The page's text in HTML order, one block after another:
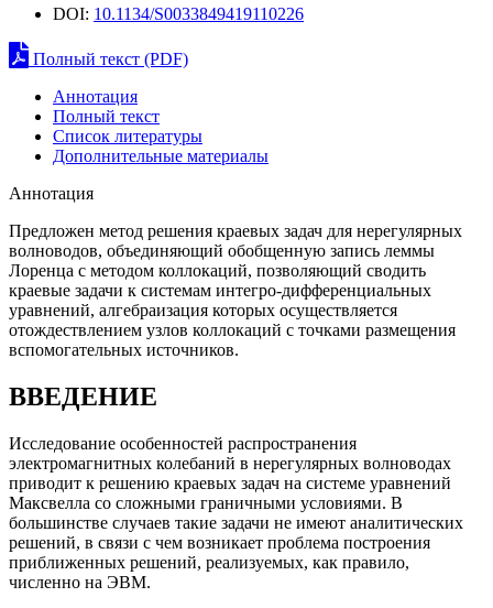
DOI: 10.1134/S0033849419110226
Полный текст (PDF)
Аннотация
Полный текст
Список литературы
Дополнительные материалы
Аннотация
Предложен метод решения краевых задач для нерегулярных
волноводов, объединяющий обобщенную запись леммы
Лоренца с методом коллокаций, позволяющий сводить
краевые задачи к системам интегро-дифференциальных
уравнений, алгебраизация которых осуществляется
отождествлением узлов коллокаций с точками размещения
вспомогательных источников.
ВВЕДЕНИЕ
Исследование особенностей распространения
электромагнитных колебаний в нерегулярных волноводах
приводит к решению краевых задач на системе уравнений
Максвелла со сложными граничными условиями. В
большинстве случаев такие задачи не имеют аналитических
решений, в связи с чем возникает проблема построения
приближенных решений, реализуемых, как правило,
численно на ЭВМ.